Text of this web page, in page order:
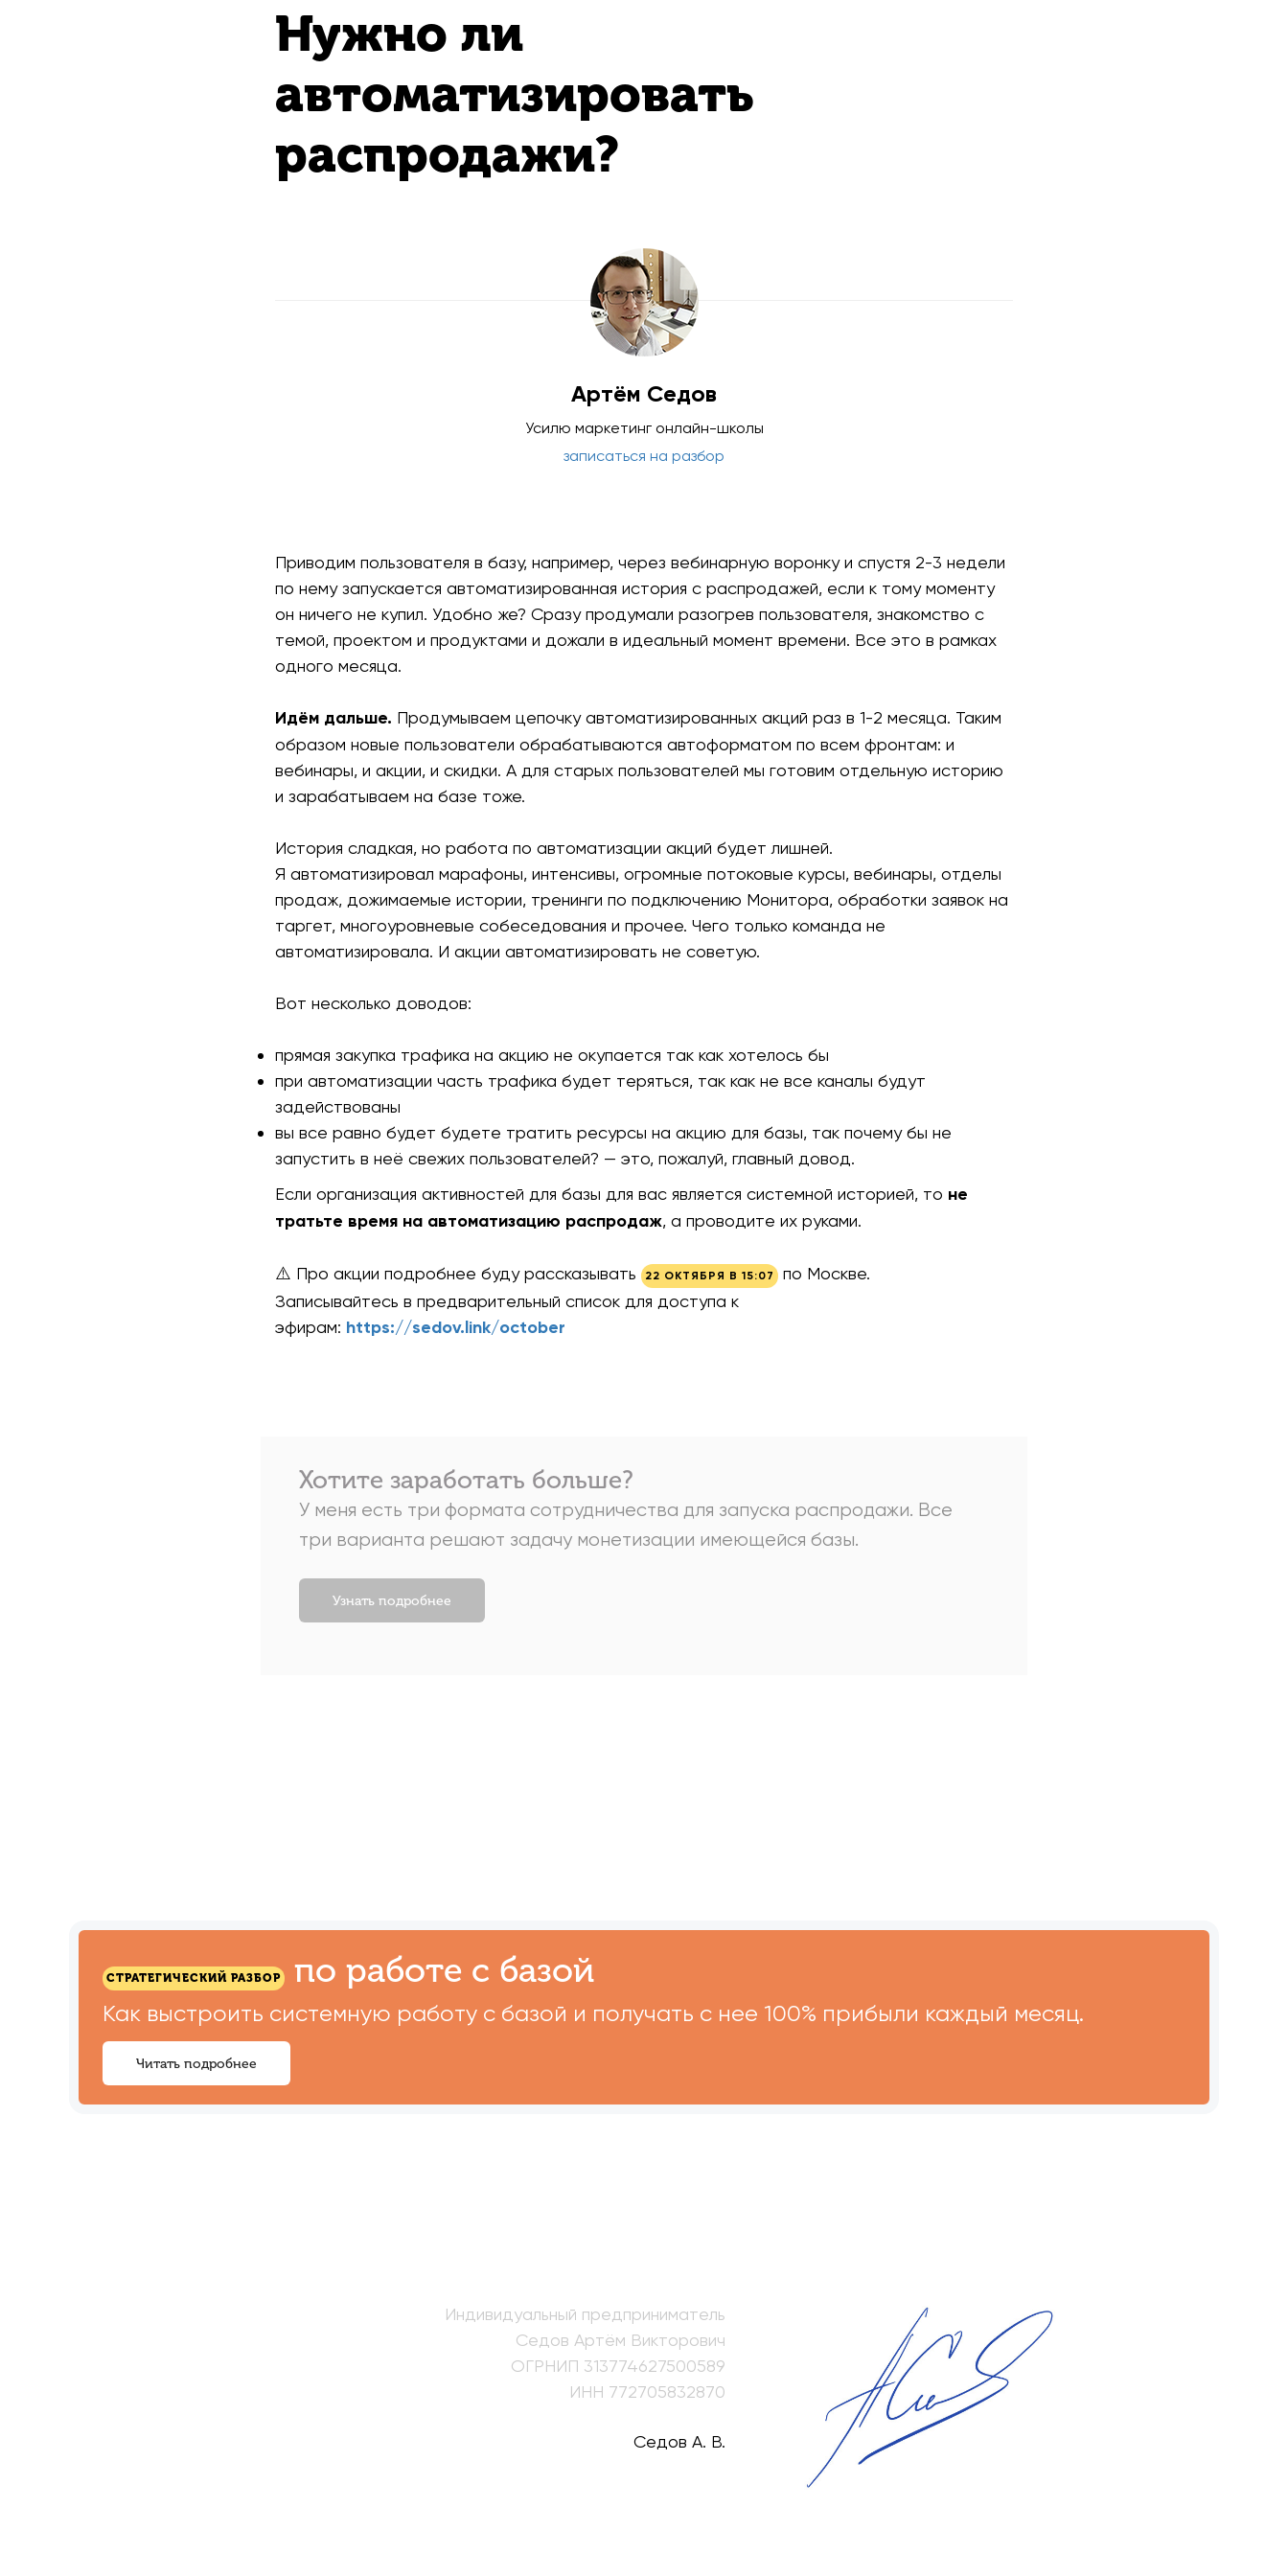
Нужно ли
автоматизировать
распродажи?
Артём Седов
Усилю маркетинг онлайн-школы
записаться на разбор
Приводим пользователя в базу, например, через вебинарную воронку и спустя 2-3 недели
по нему запускается автоматизированная история с распродажей, если к тому моменту
он ничего не купил. Удобно же? Сразу продумали разогрев пользователя, знакомство с
темой, проектом и продуктами и дожали в идеальный момент времени. Все это в рамках
одного месяца.
Идём дальше. Продумываем цепочку автоматизированных акций раз в 1-2 месяца. Таким
образом новые пользователи обрабатываются автоформатом по всем фронтам: и
вебинары, и акции, и скидки. А для старых пользователей мы готовим отдельную историю
и зарабатываем на базе тоже.
История сладкая, но работа по автоматизации акций будет лишней.
Я автоматизировал марафоны, интенсивы, огромные потоковые курсы, вебинары, отделы
продаж, дожимаемые истории, тренинги по подключению Монитора, обработки заявок на
таргет, многоуровневые собеседования и прочее. Чего только команда не
автоматизировала. И акции автоматизировать не советую.
Вот несколько доводов:
прямая закупка трафика на акцию не окупается так как хотелось бы
при автоматизации часть трафика будет теряться, так как не все каналы будут
задействованы
вы все равно будет будете тратить ресурсы на акцию для базы, так почему бы не
запустить в неё свежих пользователей? — это, пожалуй, главный довод.
Если организация активностей для базы для вас является системной историей, то не
тратьте время на автоматизацию распродаж, а проводите их руками.
⚠️ Про акции подробнее буду рассказывать 22 ОКТЯБРЯ В 15:07
по Москве.
Записывайтесь в предварительный список для доступа к
эфирам: https://sedov.link/october
Хотите заработать больше?
У меня есть три формата сотрудничества для запуска распродажи. Все
три варианта решают задачу монетизации имеющейся базы.
Узнать подробнее
СТРАТЕГИЧЕСКИЙ РАЗБОР по работе с базой
Как выстроить системную работу с базой и получать с нее 100% прибыли каждый месяц.
Читать подробнее
Индивидуальный предприниматель
Седов Артём Викторович
ОГРНИП 313774627500589
ИНН 772705832870
Седов А. В.